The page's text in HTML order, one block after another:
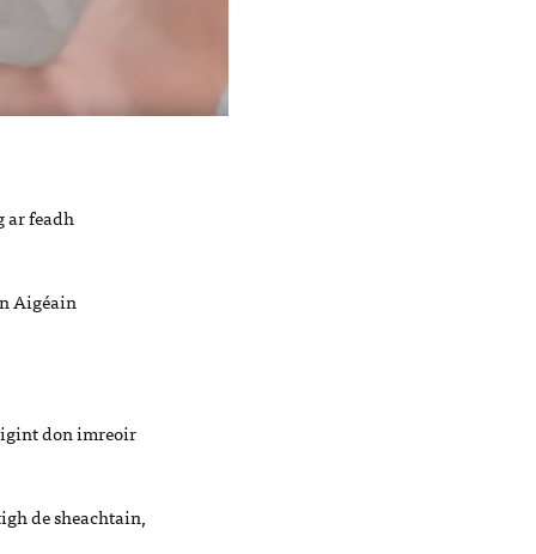
ar feadh
Aigéain
don imreoir
de sheachtain,